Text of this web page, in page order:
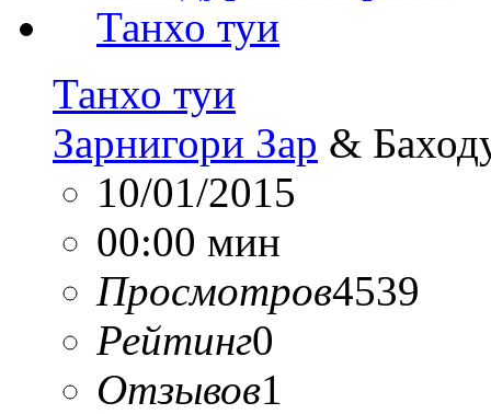
Танхо туи
Зарнигори Зар &
10/01/2015
00:00 мин
Просмотров4539
Рейтинг0
Отзывов1